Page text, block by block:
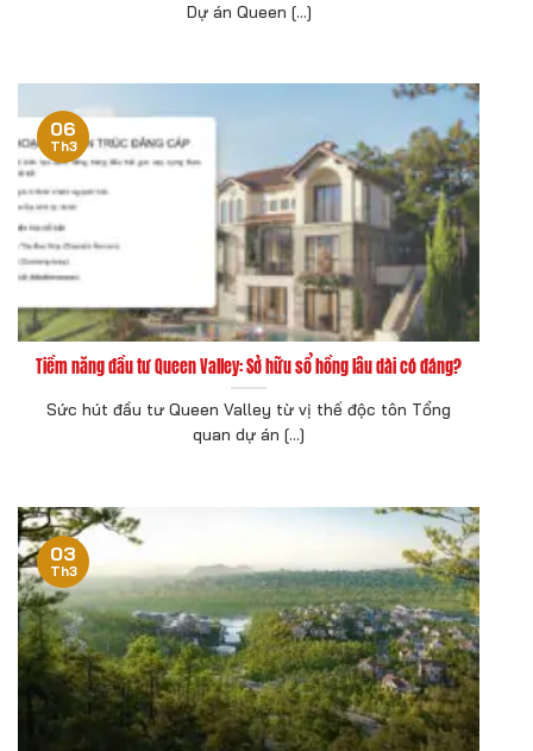
Dự án Queen [...]
Tiềm năng đầu tư Queen Valley: Sở hữu sổ hồng lâu dài có đáng?
Sức hút đầu tư Queen Valley từ vị thế độc tôn Tổng
quan dự án [...]
06
Th3
03
Th3